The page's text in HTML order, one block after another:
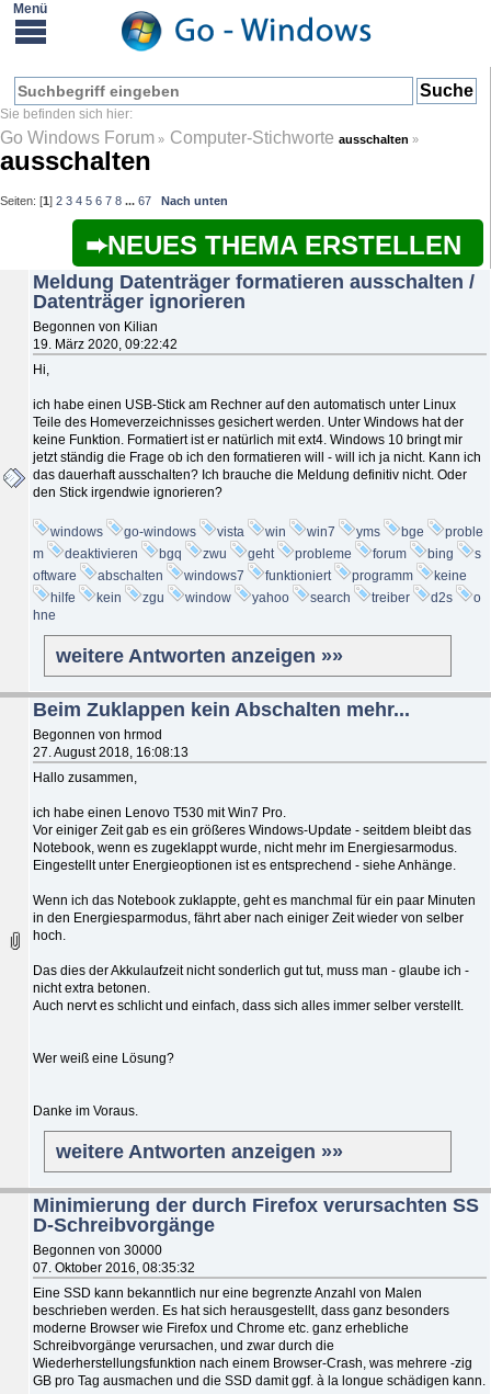
Go Windows Forum » Computer-Stichworteausschalten »
ausschalten
Seiten: [1] 2 3 4 5 6 7 8 ... 67 Nach unten
NEUES THEMA ERSTELLEN
Meldung Datenträger formatieren ausschalten /
Datenträger ignorieren
Begonnen von Kilian
19. März 2020, 09:22:42
Hi,
ich habe einen USB-Stick am Rechner auf den automatisch unter Linux
Teile des Homeverzeichnisses gesichert werden. Unter Windows hat der
keine Funktion. Formatiert ist er natürlich mit ext4. Windows 10 bringt mir
jetzt ständig die Frage ob ich den formatieren will - will ich ja nicht. Kann ich
das dauerhaft ausschalten? Ich brauche die Meldung definitiv nicht. Oder
den Stick irgendwie ignorieren?
windows go-windows vista win win7 yms bge
proble
m
deaktivieren bgq zwu geht probleme forum bing
s
oftware
abschalten windows7 funktioniert programm
keine
hilfe
kein zgu window yahoo search treiber d2s
o
hne
weitere Antworten anzeigen »»
Beim Zuklappen kein Abschalten mehr...
Begonnen von hrmod
27. August 2018, 16:08:13
Hallo zusammen,
ich habe einen Lenovo T530 mit Win7 Pro.
Vor einiger Zeit gab es ein größeres Windows-Update - seitdem bleibt das
Notebook, wenn es zugeklappt wurde, nicht mehr im Energiesarmodus.
Eingestellt unter Energieoptionen ist es entsprechend - siehe Anhänge.
Wenn ich das Notebook zuklappte, geht es manchmal für ein paar Minuten
in den Energiesparmodus, fährt aber nach einiger Zeit wieder von selber
hoch.
Das dies der Akkulaufzeit nicht sonderlich gut tut, muss man - glaube ich -
nicht extra betonen.
Auch nervt es schlicht und einfach, dass sich alles immer selber verstellt.
Wer weiß eine Lösung?
Danke im Voraus.
weitere Antworten anzeigen »»
Minimierung der durch Firefox verursachten SS
D-Schreibvorgänge
Begonnen von 30000
07. Oktober 2016, 08:35:32
Eine SSD kann bekanntlich nur eine begrenzte Anzahl von Malen
beschrieben werden. Es hat sich herausgestellt, dass ganz besonders
moderne Browser wie Firefox und Chrome etc. ganz erhebliche
Schreibvorgänge verursachen, und zwar durch die
Wiederherstellungsfunktion nach einem Browser-Crash, was mehrere -zig
GB pro Tag ausmachen und die SSD damit ggf. à la longue schädigen kann.